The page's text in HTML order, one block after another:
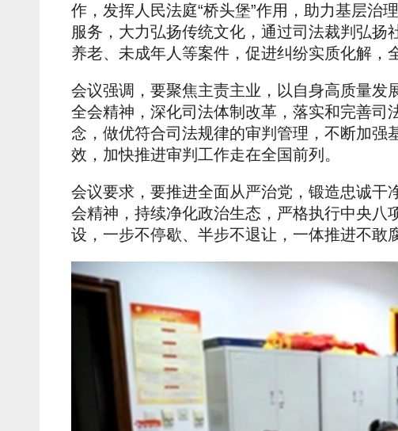
作，发挥人民法庭“桥头堡”作用，助力基层治
服务，大力弘扬传统文化，通过司法裁判弘扬
养老、未成年人等案件，促进纠纷实质化解，
会议强调，要聚焦主责主业，以自身高质量
全会精神，深化司法体制改革，落实和完善司
念，做优符合司法规律的审判管理，不断加
效，加快推进审判工作走在全国前列。
会议要求，要推进全面从严治党，锻造忠诚
会精神，持续净化政治生态，严格执行中央
设，一步不停歇、半步不退让，一体推进不敢